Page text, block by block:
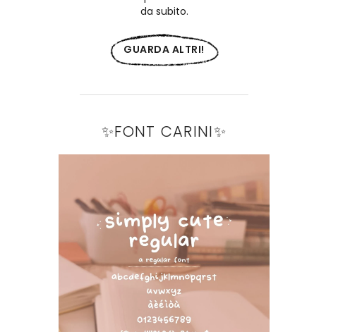
da subito.
GUARDA ALTRI!
✨FONT CARINI✨